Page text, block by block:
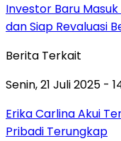
Investor Baru
dan Siap Revaluasi
Berita Terkait
Senin, 21 Juli 2025 -
Erika Carlina Akui
Pribadi Terungkap